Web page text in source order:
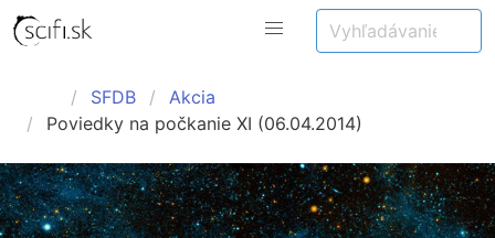
SFDB
Akcia
Poviedky na počkanie XI (06.04.2014)